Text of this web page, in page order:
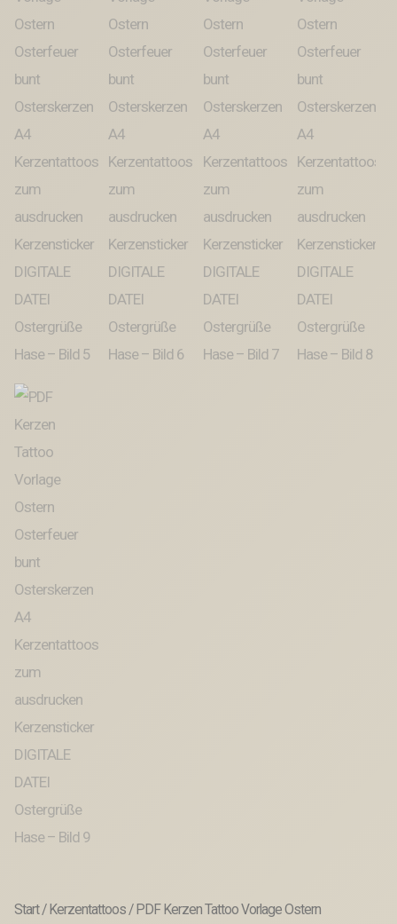
Start/ Kerzentattoos/ PDF Kerzen Tattoo Vorlage Ostern